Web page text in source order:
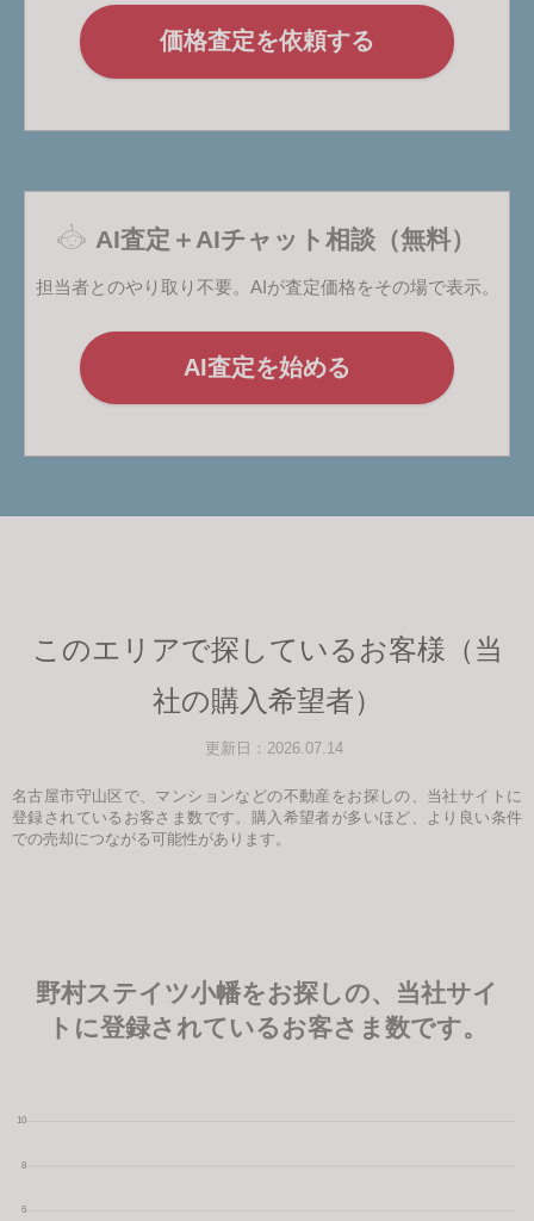
価格査定を依頼する
AI査定＋AIチャット相談（無料）
担当者とのやり取り不要。AIが査定価格をその場で表示。
AI査定を始める
このエリアで探しているお客様（当
社の購入希望者）
更新日：2026.07.14
名古屋市守山区で、マンションなどの不動産をお探しの、当社サイトに
登録されているお客さま数です。購入希望者が多いほど、より良い条件
での売却につながる可能性があります。
野村ステイツ小幡をお探しの、当社サイ
トに登録されているお客さま数です。